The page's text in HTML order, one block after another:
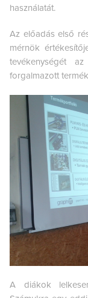
használatát.
Az előadás első
mérnök
tevékenységét
forgalmazott
A diákok